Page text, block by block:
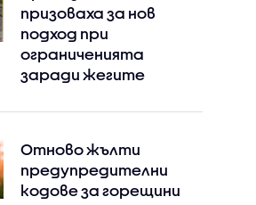
призоваха за нов
подход при
ограниченията
заради жегите
Отново жълти
предупредителни
кодове за горещини